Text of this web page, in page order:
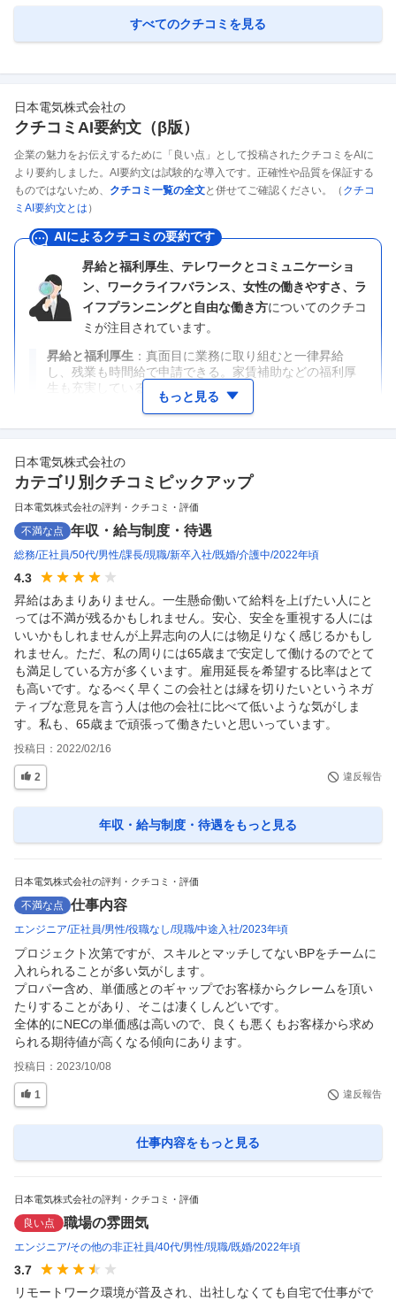
すべてのクチコミを見る
日本電気株式会社の
クチコミAI要約文（β版）
企業の魅力をお伝えするために「良い点」として投稿されたクチコミをAIに
より要約しました。AI要約文は試験的な導入です。正確性や品質を保証する
ものではないため、 クチコミ一覧の全文と併せてご確認ください。（ クチコ
ミAI要約文とは ）
AIによるクチコミの要約です
昇給と福利厚生、テレワークとコミュニケーショ
ン、ワークライフバランス、女性の働きやすさ、ラ
イフプランニングと自由な働き方についてのクチコ
ミが注目されています。
昇給と福利厚生
真面目に業務に取り組むと一律昇給
し、残業も時間給で申請できる。家賃補助などの福利厚
生も充実している。
もっと見る
日本電気株式会社の
カテゴリ別クチコミピックアップ
日本電気株式会社の評判・クチコミ・評価
不満な点 年収・給与制度・待遇
総務 正社員 50代 男性 課長 現職 新卒入社 既婚 介護中 2022年頃
4.3
昇給はあまりありません。一生懸命働いて給料を上げたい人にと
っては不満が残るかもしれません。安心、安全を重視する人には
いいかもしれませんが上昇志向の人には物足りなく感じるかもし
れません。ただ、私の周りには65歳まで安定して働けるのでとて
も満足している方が多くいます。雇用延長を希望する比率はとて
も高いです。なるべく早くこの会社とは縁を切りたいというネガ
ティブな意見を言う人は他の会社に比べて低いような気がしま
す。私も、65歳まで頑張って働きたいと思いっています。
投稿日： 2022/02/16
2 違反報告
年収・給与制度・待遇をもっと見る
日本電気株式会社の評判・クチコミ・評価
不満な点 仕事内容
エンジニア 正社員 男性 役職なし 現職 中途入社 2023年頃
プロジェクト次第ですが、スキルとマッチしてないBPをチームに
入れられることが多い気がします。
プロパー含め、単価感とのギャップでお客様からクレームを頂い
たりすることがあり、そこは凄くしんどいです。
全体的にNECの単価感は高いので、良くも悪くもお客様から求め
られる期待値が高くなる傾向にあります。
投稿日： 2023/10/08
1 違反報告
仕事内容をもっと見る
日本電気株式会社の評判・クチコミ・評価
良い点 職場の雰囲気
エンジニア その他の非正社員 40代 男性 現職 既婚 2022年頃
3.7
リモートワーク環境が普及され、出社しなくても自宅で仕事がで